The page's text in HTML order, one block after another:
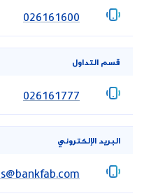
026161600
قسم التداول
026161777
البريد الإلكتروني